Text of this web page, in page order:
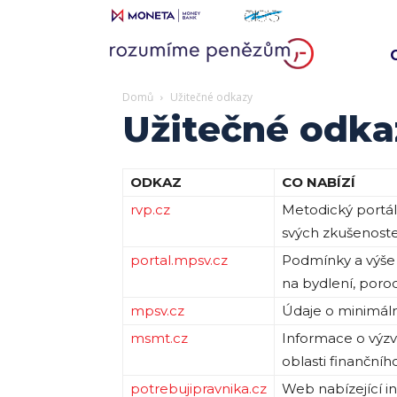
Domů Užitečné odkazy
Užitečné
ODKAZ
CO NABÍZÍ
rvp.cz
Metodický
svých
portal.mpsv.cz
Podmínky a
na bydlení,
mpsv.cz
Údaje o
msmt.cz
Informace o
oblasti
potrebujipravnika.cz
Web nabízející